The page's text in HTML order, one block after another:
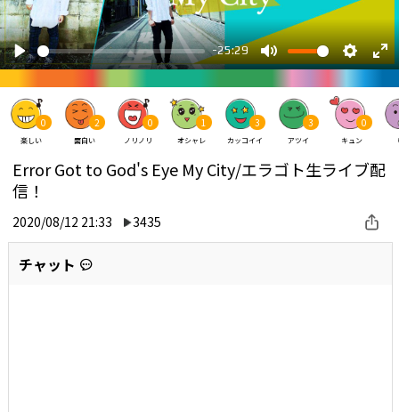
0
楽しい
2
面白い
0
ノリノリ
1
オシャレ
3
カッコイイ
3
アツイ
0
キュン
Error Got to God's Eye My City/エラゴト生ライブ配
信！
2020/08/12 21:33 3435
チャット